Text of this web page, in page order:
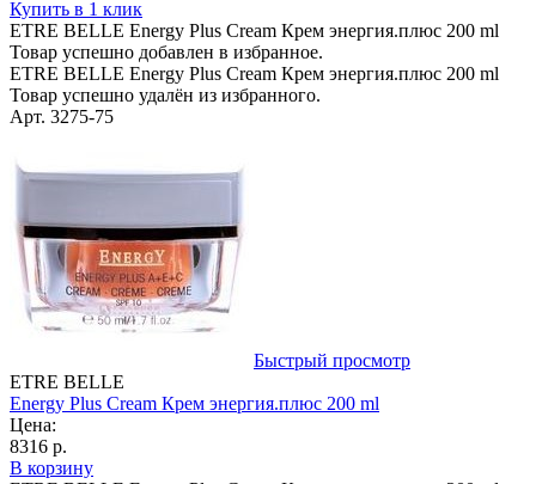
Купить в 1 клик
ETRE BELLE Energy Plus Cream Крем энергия.плюс 200 ml
Товар успешно добавлен в избранное.
ETRE BELLE Energy Plus Cream Крем энергия.плюс 200 ml
Товар успешно удалён из избранного.
Арт. 3275-75
Быстрый просмотр
ETRE BELLE
Energy Plus Cream Крем энергия.плюс 200 ml
Цена:
8316 р.
В корзину